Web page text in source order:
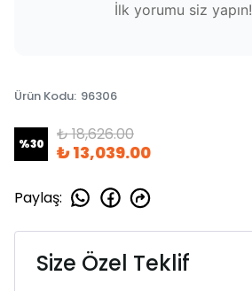
İlk yorumu siz yapın!
Ürün Kodu: 96306
%30 ₺ 18,626.00
₺ 13,039.00
Paylaş:
Size Özel Teklif